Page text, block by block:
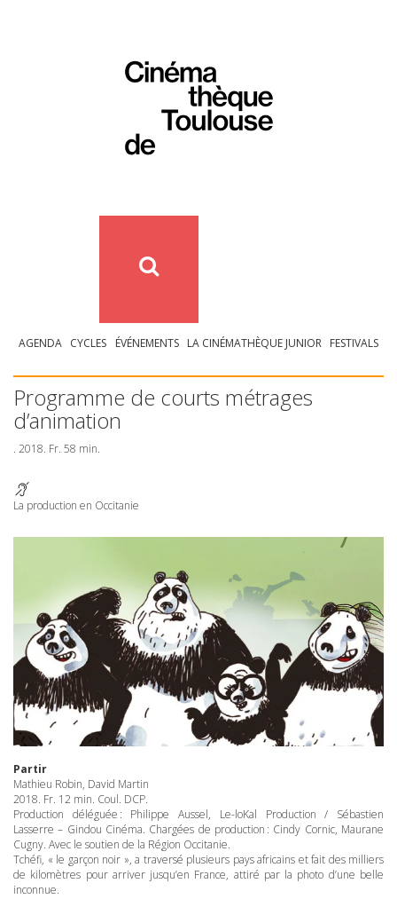
AGENDA CYCLES ÉVÉNEMENTS LA CINÉMATHÈQUE JUNIOR FESTIVALS
Programme de courts métrages
d’animation
. 2018. Fr. 58 min.
La production en Occitanie
Partir
Mathieu Robin, David Martin
2018. Fr. 12 min. Coul. DCP.
Production déléguée : Philippe Aussel, Le-loKal Production / Sébastien
Lasserre – Gindou Cinéma. Chargées de production : Cindy Cornic, Maurane
Cugny. Avec le soutien de la Région Occitanie.
Tchéfi, « le garçon noir », a traversé plusieurs pays africains et fait des milliers
de kilomètres pour arriver jusqu’en France, attiré par la photo d’une belle
inconnue.